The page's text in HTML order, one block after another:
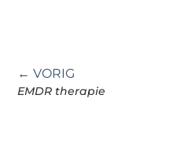
← VORIG
EMDR therapie